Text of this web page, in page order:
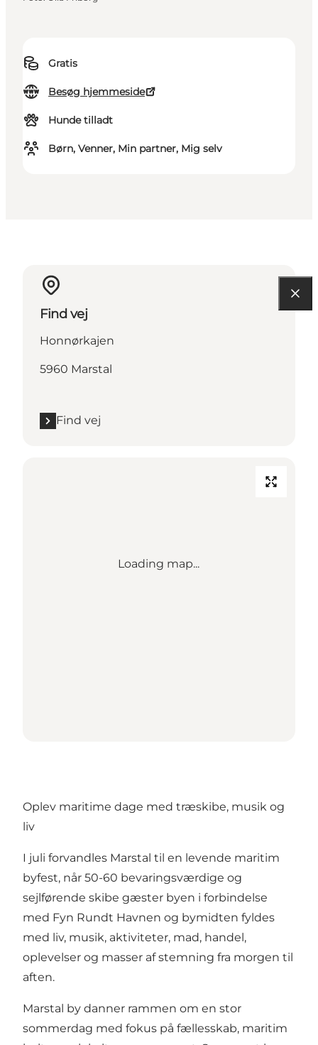
Gratis
Besøg hjemmeside
Hunde tilladt
Børn, Venner, Min partner, Mig selv
Find vej
Honnørkajen
5960 Marstal
Find vej
Loading map...
Oplev maritime dage med træskibe, musik og
liv
I juli forvandles Marstal til en levende maritim
byfest, når 50-60 bevaringsværdige og
sejlførende skibe gæster byen i forbindelse
med Fyn Rundt Havnen og bymidten fyldes
med liv, musik, aktiviteter, mad, handel,
oplevelser og masser af stemning fra morgen til
aften.
Marstal by danner rammen om en stor
sommerdag med fokus på fællesskab, maritim